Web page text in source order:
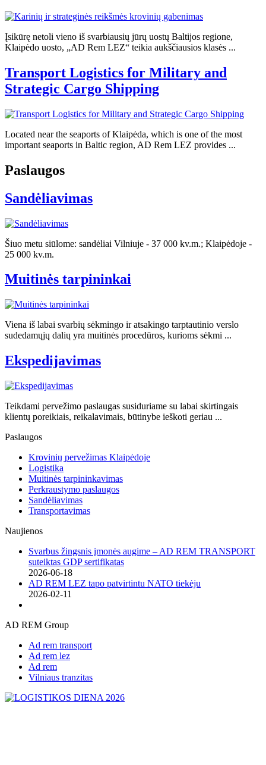
Įsikūrę netoli vieno iš svarbiausių jūrų uostų Baltijos regione,
Klaipėdo uosto, „AD Rem LEZ“ teikia aukščiausios klasės ...
Transport Logistics for Military and
Strategic Cargo Shipping
Located near the seaports of Klaipėda, which is one of the most
important seaports in Baltic region, AD Rem LEZ provides ...
Paslaugos
Sandėliavimas
Šiuo metu siūlome: sandėliai Vilniuje - 37 000 kv.m.; Klaipėdoje -
25 000 kv.m.
Muitinės tarpininkai
Viena iš labai svarbių sėkmingo ir atsakingo tarptautinio verslo
sudedamųjų dalių yra muitinės procedūros, kurioms sėkmi ...
Ekspedijavimas
Teikdami pervežimo paslaugas susiduriame su labai skirtingais
klientų poreikiais, reikalavimais, būtinybe ieškoti geriau ...
Paslaugos
Krovinių pervežimas Klaipėdoje
Logistika
Muitinės tarpininkavimas
Perkraustymo paslaugos
Sandėliavimas
Transportavimas
Naujienos
Svarbus žingsnis įmonės augime – AD REM TRANSPORT
suteiktas GDP sertifikatas
2026-06-18
AD REM LEZ tapo patvirtintu NATO tiekėju
2026-02-11
AD REM Group
Ad rem transport
Ad rem lez
Ad rem
Vilniaus tranzitas